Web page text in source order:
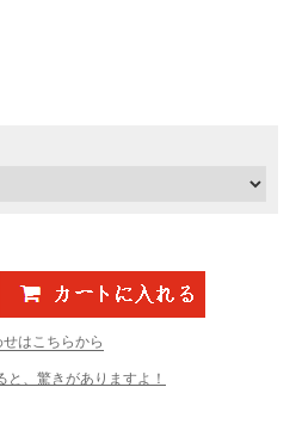
はこちらから
、驚きがありますよ！